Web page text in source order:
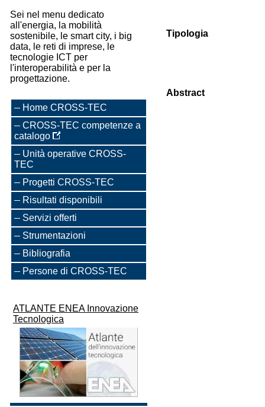
Sei nel menu dedicato
all'energia, la mobilità
sostenibile, le smart city, i big
data, le reti di imprese, le
tecnologie ICT per
l'interoperabilità e per la
progettazione.
Home CROSS-TEC
CROSS-TEC competenze a
catalogo
Unità operative CROSS-
TEC
Progetti CROSS-TEC
Risultati disponibili
Servizi offerti
Strumentazioni
Bibliografia
Persone di CROSS-TEC
ATLANTE ENEA Innovazione
Tecnologica
Tipologia
Abstract